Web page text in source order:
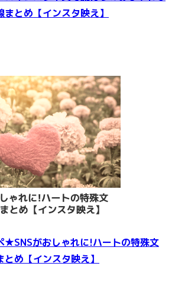
とめ【インスタ映え】
★SNSがおしゃれに!ハートの特殊文
め【インスタ映え】